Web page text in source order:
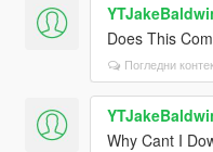
Does This
Погледни
Why Cant I